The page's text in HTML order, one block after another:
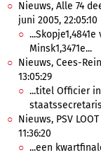
Nieuws, Alle 74
juni 2005, 22:05:10
...Skopje1,4841e
Minsk1,3471e...
Nieuws, Cees-
13:05:29
...titel Officier
Nieuws, PSV
11:36:20
...een